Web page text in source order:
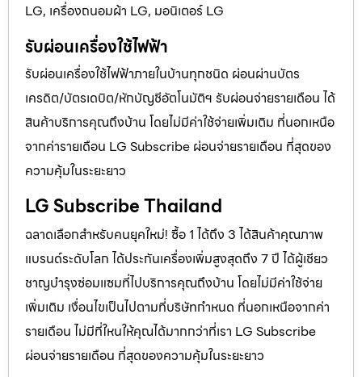
LG, เครื่องถนอมผ้า LG, มอนิเตอร์ LG
รับผ่อนเครื่องใช้ไฟฟ้า
รับผ่อนเครื่องใช้ไฟฟ้าภายในบ้านทุกชนิด ผ่อนผ่านบัตร
เครดิต/บัตรเดบิต/หักบัญชีอัตโนมัติฯ รับผ่อนจ่ายรายเดือน ได้
สินค้าบริการคุณถึงบ้าน โดยไม่มีค่าใช้จ่ายเพิ่มเติม ที่นอกเหนือ
จากค่ารายเดือน LG Subscribe ผ่อนจ่ายรายเดือน ที่สุดของ
ความคุ้มในระยะยาว
LG Subscribe Thailand
ฉลาดเลือกสำหรับคนยุคใหม่! ซื้อ 1 ได้ถึง 3 ได้สินค้าคุณภาพ
แบรนด์ระดับโลก ได้ประกันเครื่องเพิ่มสูงสุดถึง 7 ปี ได้ผู้เชียว
ชาญบำรุงซ่อมแซมที่ไปบริการคุณถึงบ้าน โดยไม่มีค่าใช้จ่าย
เพิ่มเติม เงื่อนไขเป็นไปตามที่บริษัทกำหนด ที่นอกเหนือจากค่า
รายเดือน ไม่มีที่ใหนให้คุณได้มากกว่าที่เรา LG Subscribe
ผ่อนจ่ายรายเดือน ที่สุดของความคุ้มในระยะยาว